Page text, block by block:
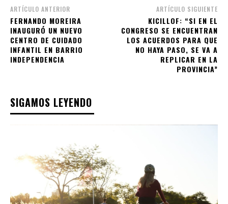
ARTÍCULO ANTERIOR
FERNANDO MOREIRA
INAUGURÓ UN NUEVO
CENTRO DE CUIDADO
INFANTIL EN BARRIO
INDEPENDENCIA
ARTÍCULO SIGUIENTE
KICILLOF: “SI EN EL
CONGRESO SE ENCUENTRAN
LOS ACUERDOS PARA QUE
NO HAYA PASO, SE VA A
REPLICAR EN LA
PROVINCIA”
SIGAMOS LEYENDO